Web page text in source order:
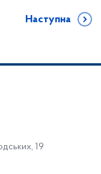
Наступна
19